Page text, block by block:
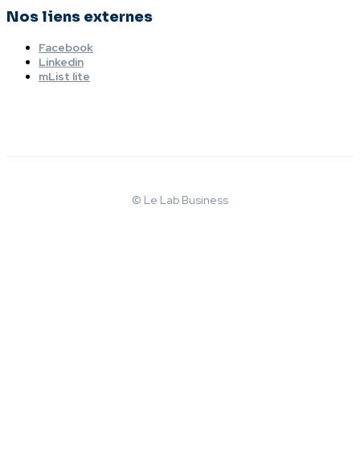
Nos liens externes
Facebook
Linkedin
mList lite
© Le Lab Business